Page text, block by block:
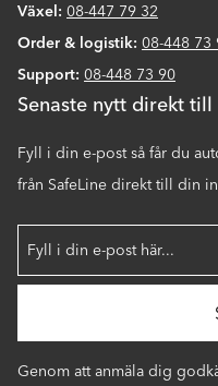
Växel: 08-447 79 32
Order & logistik: 08-448 73
Support: 08-448 73 90
Senaste nytt direkt
Fyll i din e-post så får du
från SafeLine direkt till din
Genom att anmäla dig